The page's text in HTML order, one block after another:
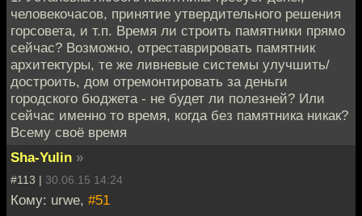
человекочасов, принятие утвердительного решения
горсовета, и т.п. Время ли строить памятники прямо
сейчас? Возможно, отреставрировать памятник
архитектуры, те же ливневые системы улучшить/
достроить, дом отремонтировать за деньги
городского бюджета - не будет ли полезней? Или
сейчас именно то время, когда без памятника никак?
Всему своё время
Sha-Yulin »
#113 | 30.06.15 14:24
Кому: urwe, #51